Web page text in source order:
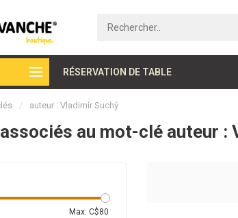
RÉSERVATION DE TABLE
Paiement sécurisé
/ auteur : Vladimír Suchý
au mot-clé auteur :
Max: C$80